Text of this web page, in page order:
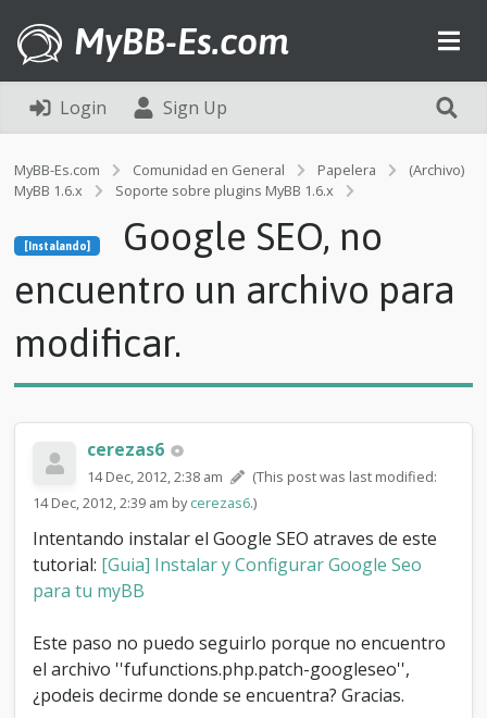
MyBB-Es.com
Login Sign Up
MyBB-Es.com Comunidad en General Papelera
(Archivo)
MyBB 1.6.x
Soporte sobre plugins MyBB 1.6.x
G
o
g
e
u
e
n
o
u
a
[Instalando]
Google SEO, no
encuentro un archivo para
modificar.
cerezas6
14 Dec, 2012, 2:38 am
(This post was last modified:
14 Dec, 2012, 2:39 am bycerezas6.)
Intentando instalar el Google SEO atraves de este
tutorial: [Guia] Instalar y Configurar Google Seo
para tu myBB
Este paso no puedo seguirlo porque no encuentro
el archivo ''fufunctions.php.patch-googleseo'',
¿podeis decirme donde se encuentra? Gracias.